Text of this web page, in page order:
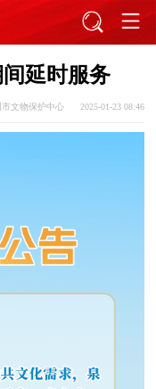
延时服务
市文物保护中心 2025-01-23 08:46